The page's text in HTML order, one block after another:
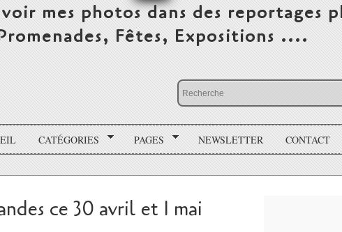
voir mes photos dans des reportages
Fêtes, Expositions ....
CATÉGORIES PAGES NEWSLETTER CONTACT
ce 30 avril et 1 mai